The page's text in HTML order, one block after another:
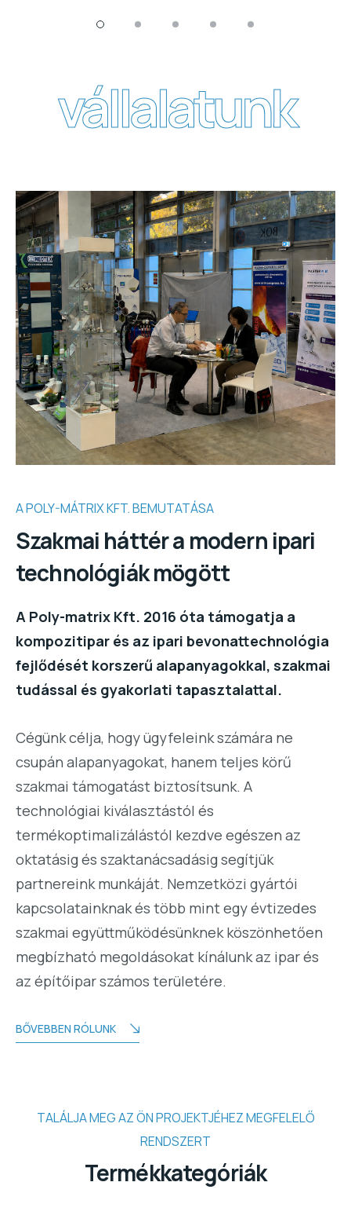
vállalatunk
A POLY-MÁTRIX KFT. BEMUTATÁSA
Szakmai háttér a modern ipari
technológiák mögött
A Poly-matrix Kft. 2016 óta támogatja a
kompozitipar és az ipari bevonattechnológia
fejlődését korszerű alapanyagokkal, szakmai
tudással és gyakorlati tapasztalattal.
Cégünk célja, hogy ügyfeleink számára ne
csupán alapanyagokat, hanem teljes körű
szakmai támogatást biztosítsunk. A
technológiai kiválasztástól és
termékoptimalizálástól kezdve egészen az
oktatásig és szaktanácsadásig segítjük
partnereink munkáját. Nemzetközi gyártói
kapcsolatainknak és több mint egy évtizedes
szakmai együttműködésünknek köszönhetően
megbízható megoldásokat kínálunk az ipar és
az építőipar számos területére.
BŐVEBBEN RÓLUNK
TALÁLJA MEG AZ ÖN PROJEKTJÉHEZ MEGFELELŐ
RENDSZERT
Termékkategóriák